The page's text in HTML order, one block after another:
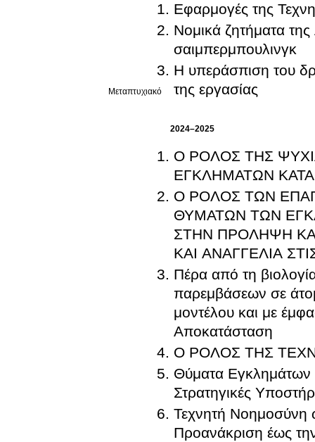
Μεταπτυχιακό
Εφαρμογές της
Νομικά ζητήματα
σαιμπερμπουλινγκ
Η υπεράσπιση του
της εργασίας
2024–2025
Ο ΡΟΛΟΣ ΤΗΣ
ΕΓΚΛΗΜΑΤΩΝ
Ο ΡΟΛΟΣ ΤΩΝ
ΘΥΜΑΤΩΝ ΤΩΝ
ΣΤΗΝ ΠΡΟΛΗΨΗ
ΚΑΙ ΑΝΑΓΓΕΛΙΑ
Πέρα από τη βιολογία και τη
παρεμβάσεων σε
μοντέλου και με
Αποκατάσταση
Ο ΡΟΛΟΣ ΤΗΣ
Θύματα Εγκλημάτων
Στρατηγικές
Τεχνητή Νοημοσύνη
Προανάκριση έως